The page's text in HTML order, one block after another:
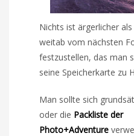
Nichts ist ärgerlicher
weitab vom nächsten
festzustellen, das man
seine Speicherkarte zu
Man sollte sich
oder die Packliste der
Photo+Adventure